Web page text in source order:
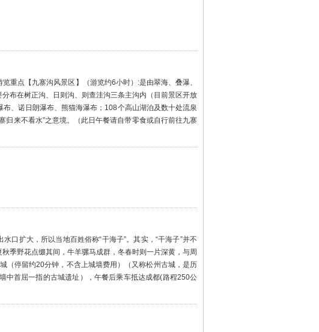
重点【九寨沟风景区】（游览约6小时）:是由翠海、叠瀑、
布在树正沟、日则沟、则查洼沟三条主沟内（目前景区开放
、诺日朗瀑布、熊猫海瀑布；108个高山湖泊及数十处流泉
归来不看水”之意境。（此日午餐请自带零食或自行前往九寨
口扩大，所以当地百姓俗称“干海子”。其实，“干海子”并不
季野花点缀其间，牛羊骡马成群，冬春时则一片深黄，与周
（停留约20分钟，不含上城墙费用）（又称松州古城，是历
中首屈一指的古城遗址），午餐后乘车抵达成都(路程250公